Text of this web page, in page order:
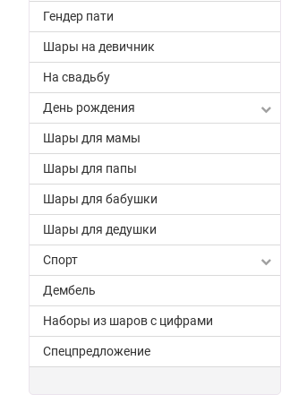
Гендер пати
Шары на девичник
На свадьбу
День рождения
Шары для мамы
Шары для папы
Шары для бабушки
Шары для дедушки
Спорт
Дембель
Наборы из шаров с цифрами
Спецпредложение